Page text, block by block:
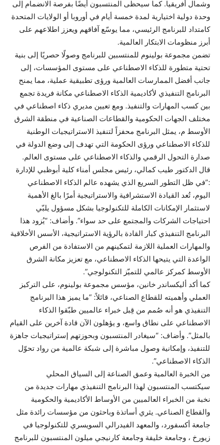
وشمال أفريقيا. كما سيحظى المنتسبون أيضًا بفرصة الانضمام إلى
وحدة دولية اختيارية لمدة خمسة أيام في أوروبا أو الولايات المتحدة
كامتداد للبرنامج الرئيسي، مما يوسّع آفاقهم ويعزز اطلاعهم على
أبرز منظومات الابتكار العالمية.
تضمن مجموعة بولينوم للمنتسبين للبرنامج وصولًا حصريًا إلى بنية
تحتية متطورة للذكاء الاصطناعي على مستوى المؤسسات، إلى
جانب أفضل الممارسات العالمية ورؤى تطبيقية عملية، مما يمنح
البرنامج التنفيذي لأكاديمية الذكاء الاصطناعي مكانة فريدة تجمع
بين كسب المهارات والتنفيذ. ومع تعيين مديري ذكاء اصطناعي في
مختلف الجهات الحكومية والقطاعات الصناعية في منطقة الشرق
الأوسط م، يمثل البرنامج محفزاً لتنفيذ الاستراتيجيات الوطنية
للذكاء الاصطناعي ورؤى الحكومة التي تهدف إلى وضع الدولة في
صدارة التحول الرقمي والذكاء الاصطناعي على مستوى العالم.
قال الدكتور طيب كمالي، رئيس مجلس أمناء كلية أبوظبي للإدارة
:”في ظل التطور السريع الذي يشهده عالم الذكاء الاصطناعي
اليوم، تُعد القيادة الاستشرافية والاستراتيجية أمرًا بالغ الأهمية
لاستثمار الإمكانات الكاملة للتكنولوجيا بشكل مسؤول يلبّي
احتياجات الشركات والمجتمع على حد سواء”. وأضاف: “يُزود هذا
البرنامج التنفيذي كبار القادة بالرؤية الاستراتيجية، الأسس الأخلاقية
والمهارات العملية اللازمة لتمكينهم من الاستفادة من الفرص
الواعدة التي يتيحها الذكاء الاصطناعي، مع تعزيز مكانة الشرق
الأوسط كمركز عالمي للتميّز التكنولوجي”.
كما أكد أليكساندر خانين، مؤسس مجموعة بولينوم، على التركيز
العملي وأهميته للقطاع الصناعي، قائلاً: “ما يميز هذا البرنامج
التنفيذي هو أنه صُمم من قِبل خبراء عالميين طبّقوا الذكاء
الاصطناعي على نطاق واسع، و يؤهلون الآن قادة آخرين على القيام
بالمثل”. وأضاف: “سيغادر المنتسبون وبحوزتهم إستراتيجيات جاهزة
للتنفيذ، وإمكانية وصول مباشرة إلى شبكة عالمية من رواد تحوّل
الذكاء الاصطناعي”.
من الخبرة العالمية وعمق الصناعة إلى السياق المحلي
سيكتسب المنتسبون لهذا البرنامج التنفيذي مهارات جديدة من
نخبة من الخبراء العالميين من الأوساط الأكاديمية والحكومية
والقطاع الصناعي. يثري أساتذة وباحثون من مؤسسات رائدة مثل
جامعة أكسفورد، والمعهد الفيدرالي السويسري للتكنولوجيا في
زيورخ ، وجامعة خليفة وجامعة كارنيجي ميلون المنتسبون للبرنامج